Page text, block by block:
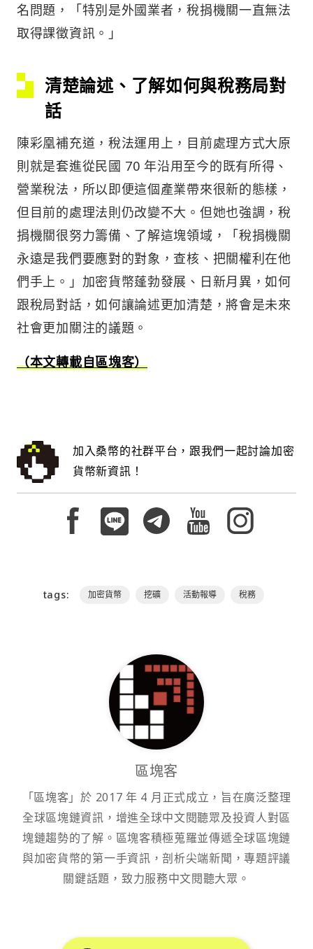
名問題，「特別是外國業者，稅捐機關一直無法
取得課徵資訊。」
清楚論述、了解如何與稅務局對
話
陳彩凰補充道，稅法運用上，目前處理方式大原
則就是套進從民國 70 年沿用至今的既有所得、
營業稅法，所以即便這個產業帶來很新的態樣，
但目前的處理法則仍改變不大。但她也強調，稅
捐機關很努力籌備、了解這塊領域，「稅捐機關
永遠是我們要應對的對象，查核、把關權利在他
們手上。」加密貨幣蓬勃發展、日新月異，如何
跟稅局對話，如何讓論述更加清楚，將會是未來
社會更加關注的議題。
（本文轉載自區塊客）
加入桑幣的社群平台，跟我們一起討論加密
貨幣新資訊！
tags: 加密貨幣 挖礦 活動報導 稅務
區塊客
「區塊客」於 2017 年 4 月正式成立，旨在廣泛整理
全球區塊鏈資訊，增進全球中文閱聽眾及投資人對區
塊鏈趨勢的了解。區塊客積極蒐羅並傳遞全球區塊鏈
與加密貨幣的第一手資訊，剖析尖端新聞，專題評議
關鍵話題，致力服務中文閱聽大眾。